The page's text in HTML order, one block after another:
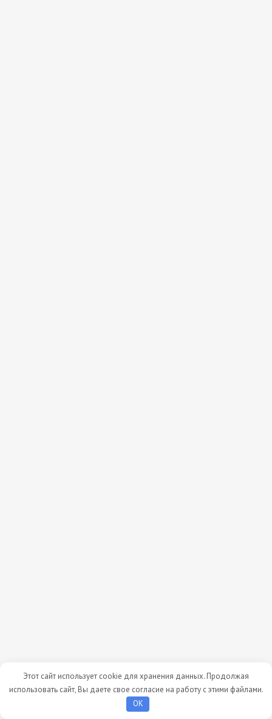
Этот сайт использует cookie для хранения данных. Продолжая
использовать сайт, Вы даете свое согласие на работу с этими файлами.
OK